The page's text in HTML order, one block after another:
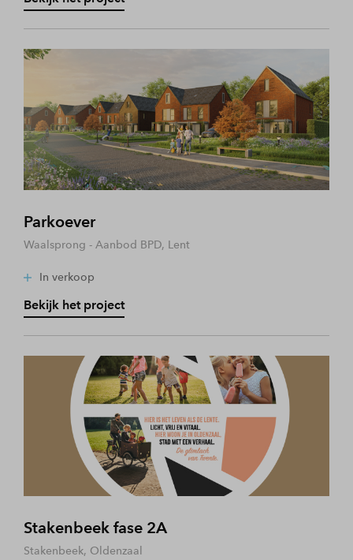
Parkoever
Waalsprong - Aanbod BPD, Lent
In verkoop
Bekijk het project
Stakenbeek fase 2A
Stakenbeek, Oldenzaal